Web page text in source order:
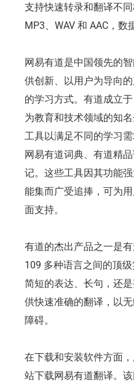
支持快速转录和翻译不
MP3、WAV 和 AAC，数
网易有道是中国领先的
供创新、以用户为导向
的学习方式。有道成立
为教育和技术领域的知
工具以满足不同的学习
网易有道词典、有道精
记。这些工具因其功能
能集而广受追捧，可为
面支持。
有道的杰出产品之一是
109 多种语言之间的顶
简短的表达、长句，还
供快速准确的翻译，以
障碍。
在下载和安装软件方面
站下载网易有道翻译。